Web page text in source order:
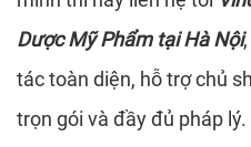
Dược Mỹ Phẩm tại Hà Nội
tác toàn diện, hỗ trợ chủ
trọn gói và đầy đủ pháp lý.